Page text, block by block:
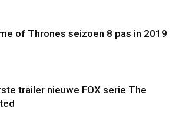
of Thrones seizoen 8 pas in 2019
trailer nieuwe FOX serie The